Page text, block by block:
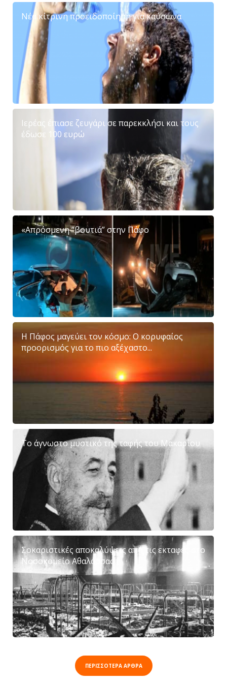
Νέα κίτρινη προειδοποίηση για καύσωνα
Ιερέας έπιασε ζευγάρι σε παρεκκλήσι και τους
έδωσε 100 ευρώ
«Απρόσμενη “βουτιά” στην Πάφο
Η Πάφος μαγεύει τον κόσμο: Ο κορυφαίος
προορισμός για το πιο αξέχαστο...
Το άγνωστο μυστικό της ταφής του Μακαρίου
Σοκαριστικές αποκαλύψεις από τις εκταφές στο
Νοσοκομείο Αθαλάσσας
ΠΕΡΙΣΣΟΤΕΡΑ ΑΡΘΡΑ